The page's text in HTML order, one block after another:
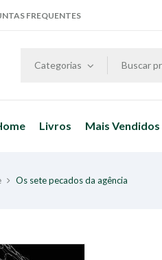
FREQUENTES
Categorias
Livros Mais Vendidos
Os sete pecados da agência